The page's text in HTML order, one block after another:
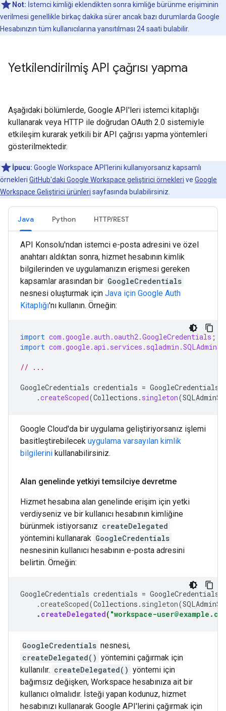
Not: İstemci kimliği eklendikten sonra kimliğe bürünme erişiminin
verilmesi genellikle birkaç dakika sürer ancak bazı durumlarda Google
Hesabınızın tüm kullanıcılarına yansıtılması 24 saati bulabilir.
Yetkilendirilmiş API çağrısı yapma
Aşağıdaki bölümlerde, Google API'leri istemci kitaplığı
kullanarak veya HTTP ile doğrudan OAuth 2.0 sistemiyle
etkileşim kurarak yetkili bir API çağrısı yapma yöntemleri
gösterilmektedir.
İpucu: Google Workspace API'lerini kullanıyorsanız kapsamlı
örnekleri GitHub'daki Google Workspace geliştirici örnekleri ve Google
Workspace Geliştirici ürünleri sayfasında bulabilirsiniz.
Java Python HTTP/REST
API Konsolu'ndan istemci e-posta adresini ve özel
anahtarı aldıktan sonra, hizmet hesabının kimlik
bilgilerinden ve uygulamanızın erişmesi gereken
kapsamlar arasından bir GoogleCredentials
nesnesi oluşturmak için Java için Google Auth
Kitaplığı'nı kullanın. Örneğin:
import com.google.auth.oauth2.GoogleCredentials ;
import
// ...
GoogleCredentials credentials = GoogleCredentials
.createScoped(Collections . singleton(
Google Cloud'da bir uygulama geliştiriyorsanız işlemi
basitleştirebilecek uygulama varsayılan kimlik
bilgilerini kullanabilirsiniz.
Alan genelinde yetkiyi temsilciye devretme
Hizmet hesabına alan genelinde erişim için yetki
verdiyseniz ve bir kullanıcı hesabının kimliğine
bürünmek istiyorsanız createDelegated
yöntemini kullanarak GoogleCredentials
nesnesinin kullanıcı hesabının e-posta adresini
belirtin. Örneğin:
GoogleCredentials credentials = GoogleCredentials
.createScoped(Collections . singleton(
. createDelegated( "workspace-
GoogleCredentials nesnesi,
createDelegated() yöntemini çağırmak için
kullanılır. createDelegated() yöntemi için
bağımsız değişken, Workspace hesabınıza ait bir
kullanıcı olmalıdır. İsteği yapan kodunuz, hizmet
hesabınızı kullanarak Google API'lerini çağırmak için